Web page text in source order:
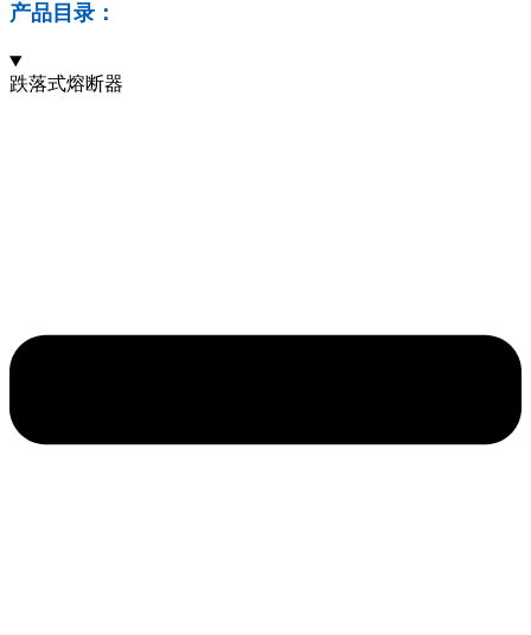
产品目录：
跌落式熔断器